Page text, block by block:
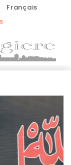
Français